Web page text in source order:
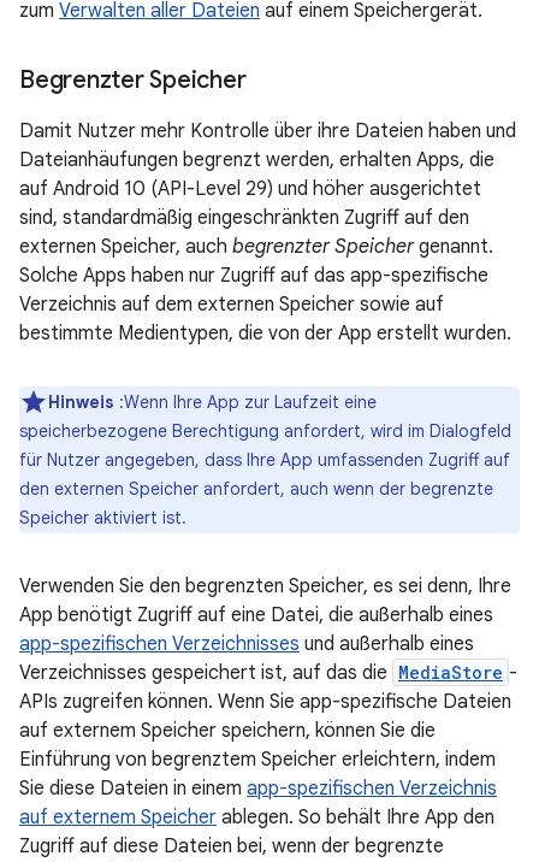
zum Verwalten aller Dateien auf einem Speichergerät.
Begrenzter Speicher
Damit Nutzer mehr Kontrolle über ihre Dateien haben und
Dateianhäufungen begrenzt werden, erhalten Apps, die
auf Android 10 (API-Level 29) und höher ausgerichtet
sind, standardmäßig eingeschränkten Zugriff auf den
externen Speicher, auch begrenzter Speichergenannt.
Solche Apps haben nur Zugriff auf das app-spezifische
Verzeichnis auf dem externen Speicher sowie auf
bestimmte Medientypen, die von der App erstellt wurden.
Hinweis :Wenn Ihre App zur Laufzeit eine
speicherbezogene Berechtigung anfordert, wird im Dialogfeld
für Nutzer angegeben, dass Ihre App umfassenden Zugriff auf
den externen Speicher anfordert, auch wenn der begrenzte
Speicher aktiviert ist.
Verwenden Sie den begrenzten Speicher, es sei denn, Ihre
App benötigt Zugriff auf eine Datei, die außerhalb eines
app-spezifischen Verzeichnisses und außerhalb eines
Verzeichnisses gespeichert ist, auf das die MediaStore -
APIs zugreifen können. Wenn Sie app-spezifische Dateien
auf externem Speicher speichern, können Sie die
Einführung von begrenztem Speicher erleichtern, indem
Sie diese Dateien in einem app-spezifischen Verzeichnis
auf externem Speicher ablegen. So behält Ihre App den
Zugriff auf diese Dateien bei, wenn der begrenzte